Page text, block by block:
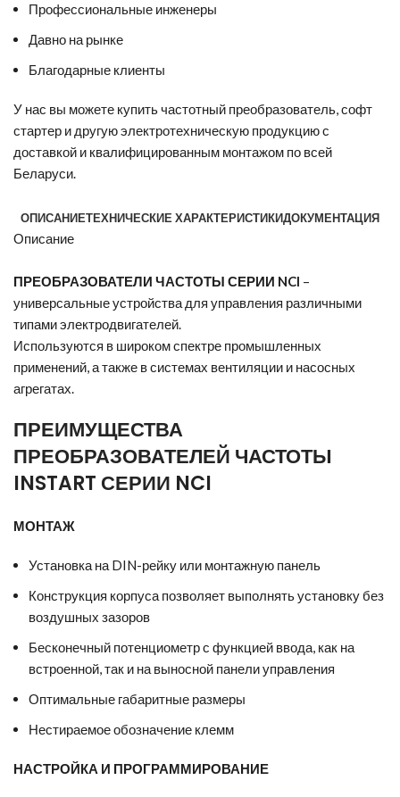
Профессиональные инженеры
Давно на рынке
Благодарные клиенты
У нас вы можете купить частотный преобразователь,софт
стартер и другую электротехническую продукцию с
доставкой и квалифицированным монтажом по всей
Беларуси.
ОПИСАНИЕТЕХНИЧЕСКИЕ ХАРАКТЕРИСТИКИДОКУМЕНТАЦИЯ
Описание
ПРЕОБРАЗОВАТЕЛИ ЧАСТОТЫ СЕРИИ NCI –
универсальные устройства для управления различными
типами электродвигателей.
Используются в широком спектре промышленных
применений, а также в системах вентиляции и насосных
агрегатах.
ПРЕИМУЩЕСТВА
ПРЕОБРАЗОВАТЕЛЕЙ ЧАСТОТЫ
INSTART СЕРИИ NCI
МОНТАЖ
Установка на DIN-рейку или монтажную панель
Конструкция корпуса позволяет выполнять установку без
воздушных зазоров
Бесконечный потенциометр с функцией ввода, как на
встроенной, так и на выносной панели управления
Оптимальные габаритные размеры
Нестираемое обозначение клемм
НАСТРОЙКА И ПРОГРАММИРОВАНИЕ